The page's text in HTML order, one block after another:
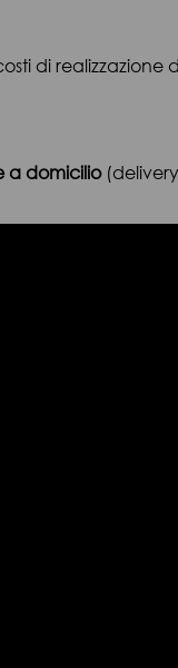
di realizzazione
a domicilio